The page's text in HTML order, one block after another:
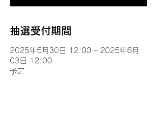
抽選受付期間
2025年5月30日 12:00 – 2025年6月
03日 12:00
予定